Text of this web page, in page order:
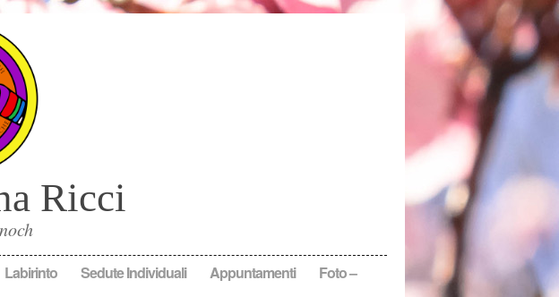
Ricci
Labirinto Sedute Individuali Appuntamenti
Foto –